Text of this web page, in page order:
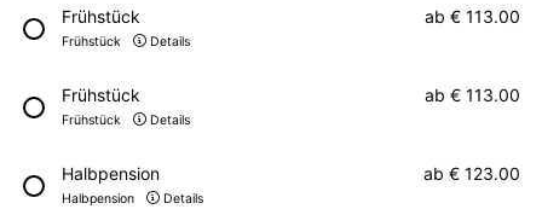
Frühstück
Frühstück Details
ab € 113.00
Frühstück
Frühstück Details
ab € 113.00
Halbpension
Halbpension Details
ab € 123.00